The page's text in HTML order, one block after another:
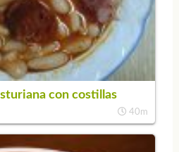
con costillas
40m